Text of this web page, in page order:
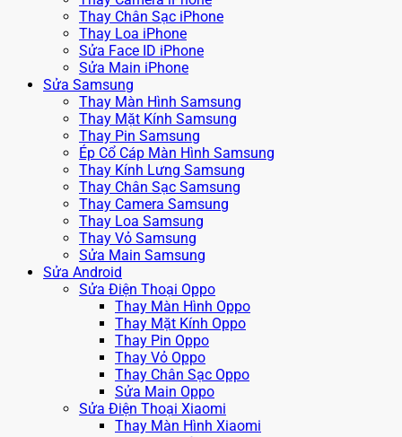
Thay Chân Sạc iPhone
Thay Loa iPhone
Sửa Face ID iPhone
Sửa Main iPhone
Sửa Samsung
Thay Màn Hình Samsung
Thay Mặt Kính Samsung
Thay Pin Samsung
Ép Cổ Cáp Màn Hình Samsung
Thay Kính Lưng Samsung
Thay Chân Sạc Samsung
Thay Camera Samsung
Thay Loa Samsung
Thay Vỏ Samsung
Sửa Main Samsung
Sửa Android
Sửa Điện Thoại Oppo
Thay Màn Hình Oppo
Thay Mặt Kính Oppo
Thay Pin Oppo
Thay Vỏ Oppo
Thay Chân Sạc Oppo
Sửa Main Oppo
Sửa Điện Thoại Xiaomi
Thay Màn Hình Xiaomi